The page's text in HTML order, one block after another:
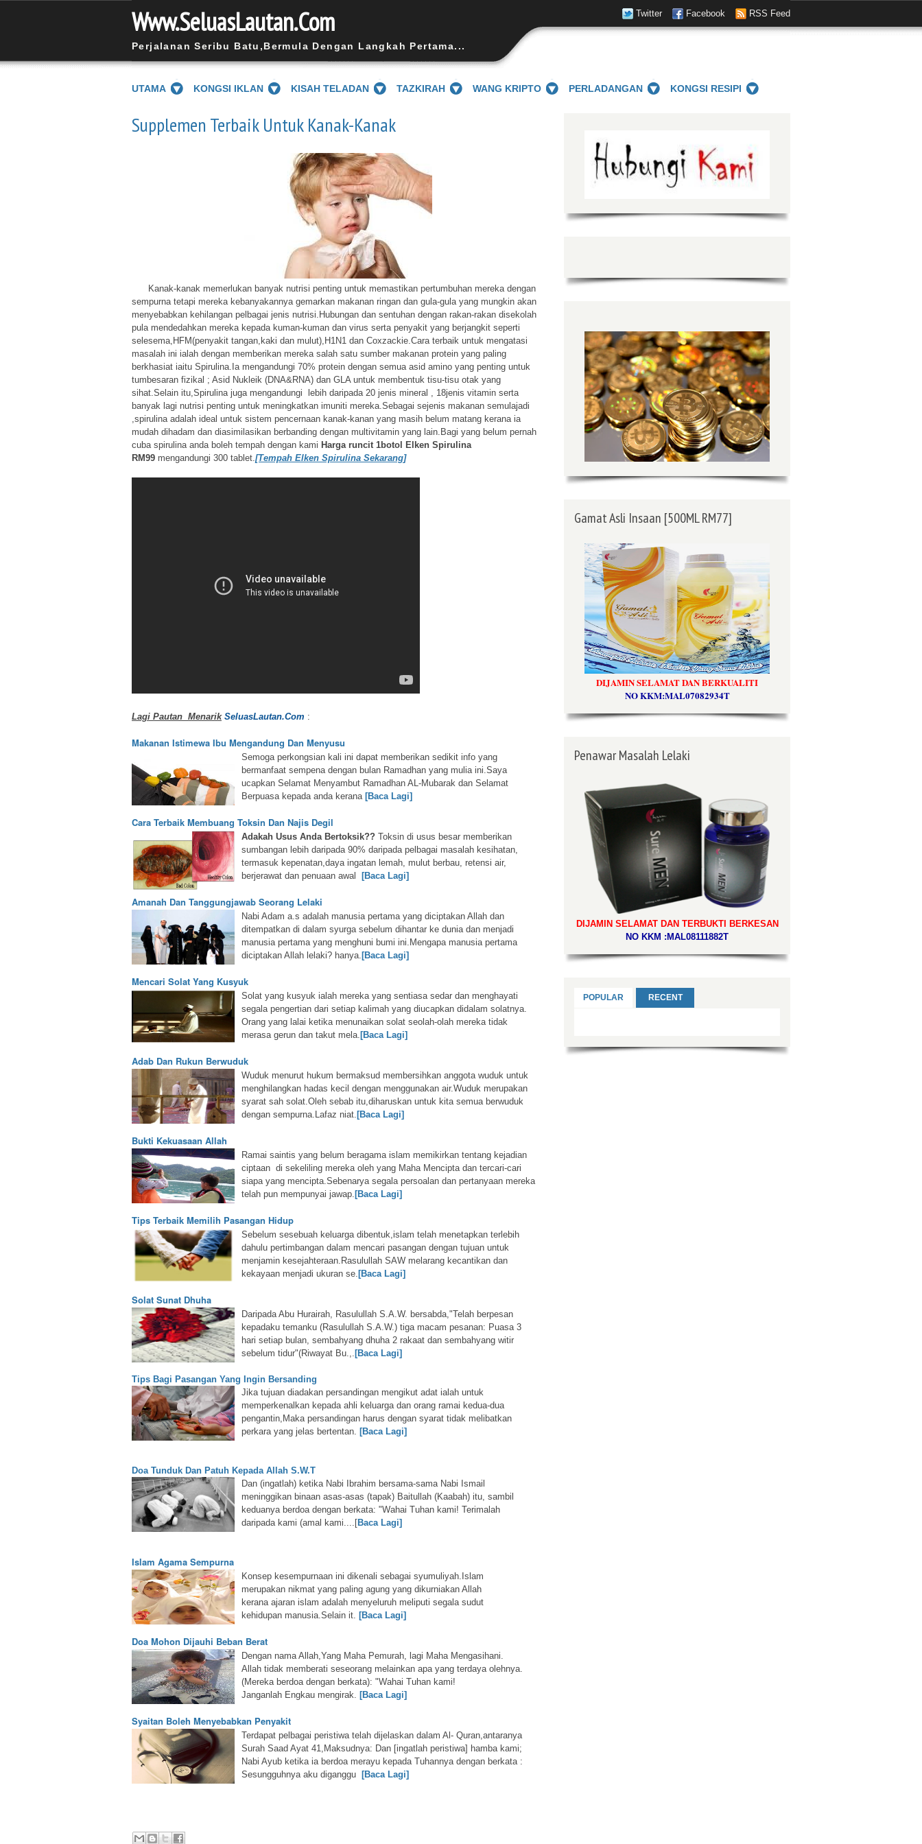
Www.SeluasLautan.Com
Perjalanan Seribu Batu,Bermula Dengan Langkah Pertama...
Twitter Facebook RSS Feed
UTAMA KONGSI IKLAN KISAH TELADAN TAZKIRAH WANG KRIPTO PERLADANGAN KONGSI RESIPI
Supplemen Terbaik Untuk Kanak-Kanak
Kanak-kanak memerlukan banyak nutrisi penting untuk memastikan pertumbuhan mereka dengan
sempurna tetapi mereka kebanyakannya gemarkan makanan ringan dan gula-gula yang mungkin akan
menyebabkan kehilangan pelbagai jenis nutrisi.Hubungan dan sentuhan dengan rakan-rakan disekolah
pula mendedahkan mereka kepada kuman-kuman dan virus serta penyakit yang berjangkit seperti
selesema,HFM(penyakit tangan,kaki dan mulut),H1N1 dan Coxzackie.Cara terbaik untuk mengatasi
masalah ini ialah dengan memberikan mereka salah satu sumber makanan protein yang paling
berkhasiat iaitu Spirulina.Ia mengandungi 70% protein dengan semua asid amino yang penting untuk
tumbesaran fizikal ; Asid Nukleik (DNA&RNA) dan GLA untuk membentuk tisu-tisu otak yang
sihat.Selain itu,Spirulina juga mengandungi lebih daripada 20 jenis mineral , 18jenis vitamin serta
banyak lagi nutrisi penting untuk meningkatkan imuniti mereka.Sebagai sejenis makanan semulajadi
,spirulina adalah ideal untuk sistem pencernaan kanak-kanan yang masih belum matang kerana ia
mudah dihadam dan diasimilasikan berbanding dengan multivitamin yang lain.Bagi yang belum pernah
cuba spirulina anda boleh tempah dengan kami Harga runcit 1botol Elken Spirulina
RM99 mengandungi 300 tablet.[Tempah Elken Spirulina Sekarang]
Lagi Pautan Menarik SeluasLautan.Com :
Makanan Istimewa Ibu Mengandung Dan Menyusu
Semoga perkongsian kali ini dapat memberikan sedikit info yang
bermanfaat sempena dengan bulan Ramadhan yang mulia ini.Saya
ucapkan Selamat Menyambut Ramadhan AL-Mubarak dan Selamat
Berpuasa kepada anda kerana [Baca Lagi]
Cara Terbaik Membuang Toksin Dan Najis Degil
Adakah Usus Anda Bertoksik?? Toksin di usus besar memberikan
sumbangan lebih daripada 90% daripada pelbagai masalah kesihatan,
termasuk kepenatan,daya ingatan lemah, mulut berbau, retensi air,
berjerawat dan penuaan awal
[Baca Lagi]
Amanah Dan Tanggungjawab Seorang Lelaki
Nabi Adam a.s adalah manusia pertama yang diciptakan Allah dan
ditempatkan di dalam syurga sebelum dihantar ke dunia dan menjadi
manusia pertama yang menghuni bumi ini.Mengapa manusia pertama
diciptakan Allah lelaki? hanya. [Baca Lagi]
Mencari Solat Yang Kusyuk
Solat yang kusyuk ialah mereka yang sentiasa sedar dan menghayati
segala pengertian dari setiap kalimah yang diucapkan didalam solatnya.
Orang yang lalai ketika menunaikan solat seolah-olah mereka tidak
merasa gerun dan takut mela. [Baca Lagi]
Adab Dan Rukun Berwuduk
Wuduk menurut hukum bermaksud membersihkan anggota wuduk untuk
menghilangkan hadas kecil dengan menggunakan air.Wuduk merupakan
syarat sah solat.Oleh sebab itu,diharuskan untuk kita semua berwuduk
dengan sempurna.Lafaz niat. [Baca Lagi]
Bukti Kekuasaan Allah
Ramai saintis yang belum beragama islam memikirkan tentang kejadian
ciptaan di sekeliling mereka oleh yang Maha Mencipta dan tercari-cari
siapa yang mencipta.Sebenarya segala persoalan dan pertanyaan mereka
telah pun mempunyai jawap. [Baca Lagi]
Tips Terbaik Memilih Pasangan Hidup
Sebelum sesebuah keluarga dibentuk,islam telah menetapkan terlebih
dahulu pertimbangan dalam mencari pasangan dengan tujuan untuk
menjamin kesejahteraan.Rasulullah SAW melarang kecantikan dan
kekayaan menjadi ukuran se. [Baca Lagi]
Solat Sunat Dhuha
Daripada Abu Hurairah, Rasulullah S.A.W. bersabda,"Telah berpesan
kepadaku temanku (Rasulullah S.A.W.) tiga macam pesanan: Puasa 3
hari setiap bulan, sembahyang dhuha 2 rakaat dan sembahyang witir
sebelum tidur"(Riwayat Bu.,. [Baca Lagi]
Tips Bagi Pasangan Yang Ingin Bersanding
Jika tujuan diadakan persandingan mengikut adat ialah untuk
memperkenalkan kepada ahli keluarga dan orang ramai kedua-dua
pengantin,Maka persandingan harus dengan syarat tidak melibatkan
perkara yang jelas bertentan. [Baca Lagi]
Doa Tunduk Dan Patuh Kepada Allah S.W.T
Dan (ingatlah) ketika Nabi Ibrahim bersama-sama Nabi Ismail
meninggikan binaan asas-asas (tapak) Baitullah (Kaabah) itu, sambil
keduanya berdoa dengan berkata: "Wahai Tuhan kami! Terimalah
daripada kami (amal kami....[Baca Lagi]
Islam Agama Sempurna
Konsep kesempurnaan ini dikenali sebagai syumuliyah.Islam
merupakan nikmat yang paling agung yang dikurniakan Allah
kerana ajaran islam adalah menyeluruh meliputi segala sudut
kehidupan manusia.Selain it. [Baca Lagi]
Doa Mohon Dijauhi Beban Berat
Dengan nama Allah,Yang Maha Pemurah, lagi Maha Mengasihani.
Allah tidak memberati seseorang melainkan apa yang terdaya olehnya.
(Mereka berdoa dengan berkata): "Wahai Tuhan kami!
Janganlah Engkau mengirak. [Baca Lagi]
Syaitan Boleh Menyebabkan Penyakit
Terdapat pelbagai peristiwa telah dijelaskan dalam Al- Quran,antaranya
Surah Saad Ayat 41,Maksudnya: Dan [ingatlah peristiwa] hamba kami;
Nabi Ayub ketika ia berdoa merayu kepada Tuhannya dengan berkata :
Sesungguhnya aku diganggu
[Baca Lagi]
Gamat Asli Insaan [500ML RM77]
DIJAMIN SELAMAT DAN BERKUALITI
NO KKM:MAL07082934T
Penawar Masalah Lelaki
DIJAMIN SELAMAT DAN TERBUKTI BERKESAN
NO KKM :MAL08111882T
POPULAR RECENT